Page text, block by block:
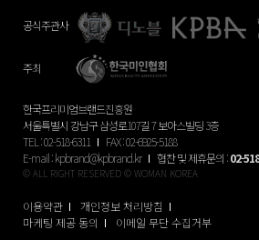
공식주관사
주최
한국프리미엄브랜드진흥원
서울특별시 강남구 삼성로107길 7 보아스빌딩 3층
TEL : 02-518-6311
FAX : 02-6925-5188
E-mail :kpbrand@kpbrand.kr 협찬 및 제휴문의 :02-
© ALL RIGHT RESERVED © WOMAN KOREA
이용약관
개인정보 처리방침
마케팅 제공 동의
이메일 무단 수집거부